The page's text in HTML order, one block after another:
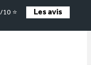
⭐ Les avis